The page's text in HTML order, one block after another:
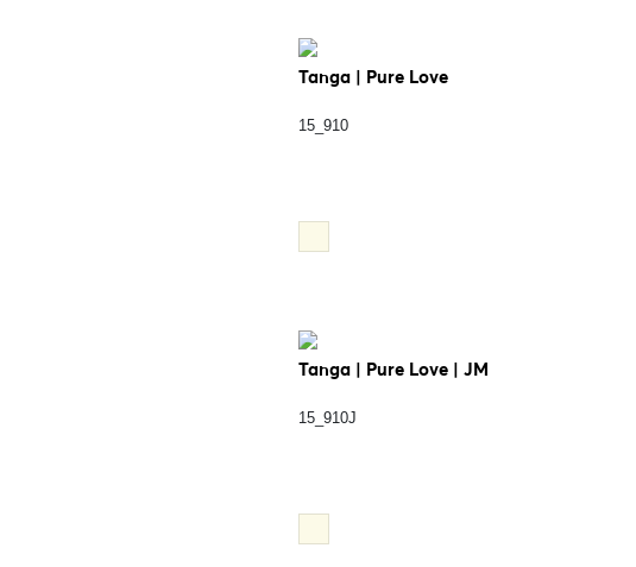
Tanga | Pure Love
15_910
Tanga | Pure Love | JM
15_910J